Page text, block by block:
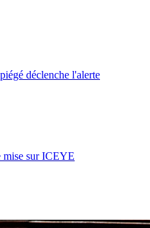
déclenche l'alerte
mise sur ICEYE